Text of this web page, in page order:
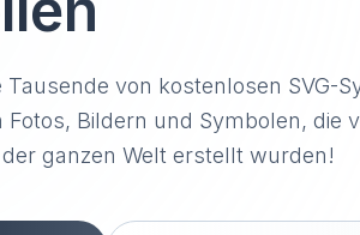
Tausende von kostenlosen SVG-
Bildern und Symbolen, die
ganzen Welt erstellt wurden!